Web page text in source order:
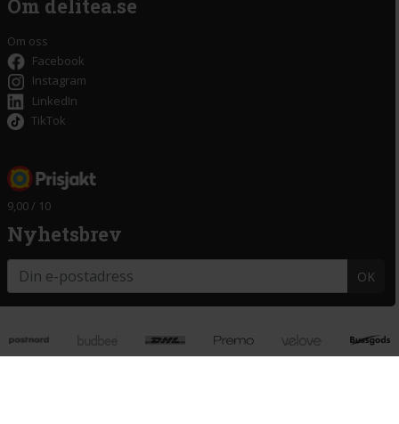
Om delitea.se
Om oss
Facebook
Instagram
LinkedIn
TikTok
9,00 / 10
Nyhetsbrev
OK